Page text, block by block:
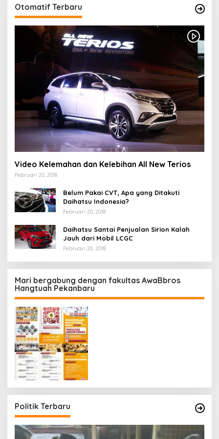
Otomatif Terbaru
Video Kelemahan dan Kelebihan All New Terios
Februari 20, 2018
Belum Pakai CVT, Apa yang Ditakuti
Daihatsu Indonesia?
Februari 20, 2018
Daihatsu Santai Penjualan Sirion Kalah
Jauh dari Mobil LCGC
Februari 20, 2018
Mari bergabung dengan fakultas AwaBbros
Hangtuah Pekanbaru
Politik Terbaru